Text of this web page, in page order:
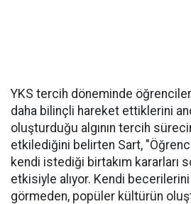
YKS tercih döneminde
daha bilinçli hareket ettiklerini
oluşturduğu algının tercih
etkilediğini belirten Sart,
kendi istediği birtakım kararları
etkisiyle alıyor. Kendi
görmeden, popüler kültürün